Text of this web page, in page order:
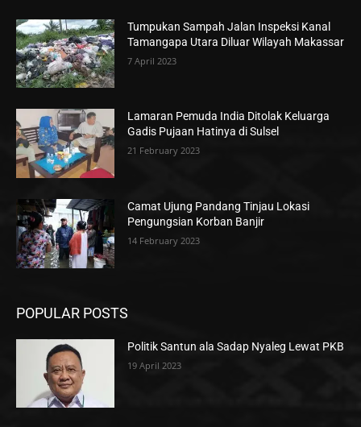
Tumpukan Sampah Jalan Inspeksi Kanal
Tamangapa Utara Diluar Wilayah Makassar
7 April 2023
Lamaran Pemuda India Ditolak Keluarga
Gadis Pujaan Hatinya di Sulsel
21 February 2023
Camat Ujung Pandang Tinjau Lokasi
Pengungsian Korban Banjir
14 February 2023
POPULAR POSTS
Politik Santun ala Sadap Nyaleg Lewat PKB
19 April 2023